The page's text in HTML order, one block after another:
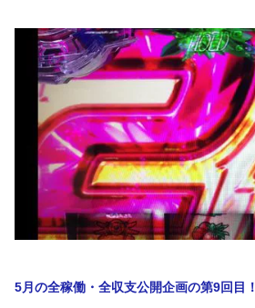
5月の全稼働・全収支公開企画の第9回目！